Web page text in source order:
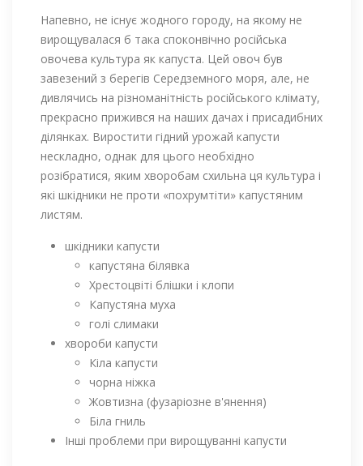
Напевно, не існує жодного городу, на якому не
вирощувалася б така споконвічно російська
овочева культура як капуста. Цей овоч був
завезений з берегів Середземного моря, але, не
дивлячись на різноманітність російського клімату,
прекрасно прижився на наших дачах і присадибних
ділянках. Виростити гідний урожай капусти
нескладно, однак для цього необхідно
розібратися, яким хворобам схильна ця культура і
які шкідники не проти «похрумтіти» капустяним
листям.
шкідники капусти
капустяна білявка
Хрестоцвіті блішки і клопи
Капустяна муха
голі слимаки
хвороби капусти
Кіла капусти
чорна ніжка
Жовтизна (фузаріозне в'янення)
Біла гниль
Інші проблеми при вирощуванні капусти